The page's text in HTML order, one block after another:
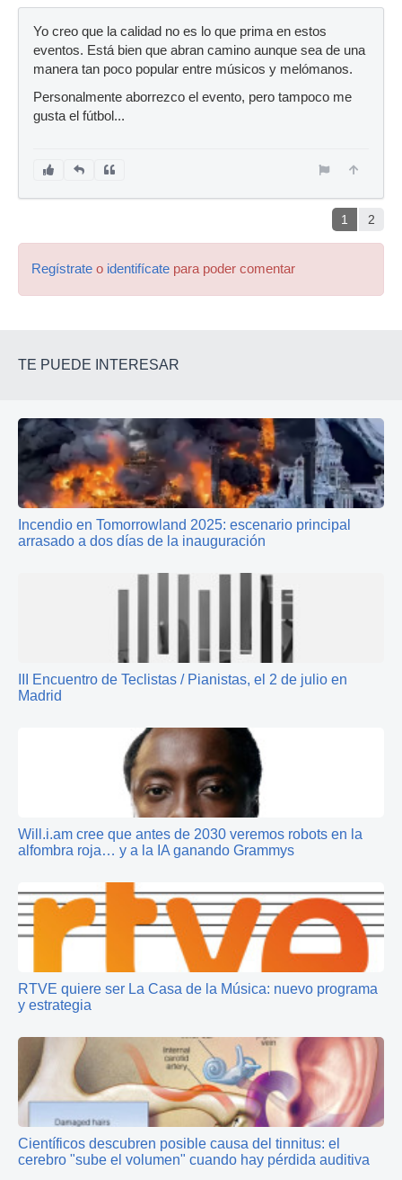
Yo creo que la calidad no es lo que prima en estos
eventos. Está bien que abran camino aunque sea de una
manera tan poco popular entre músicos y melómanos.
Personalmente aborrezco el evento, pero tampoco me
gusta el fútbol...
1 2
Regístrate o identifícate para poder comentar
TE PUEDE INTERESAR
Incendio en Tomorrowland 2025: escenario principal
arrasado a dos días de la inauguración
III Encuentro de Teclistas / Pianistas, el 2 de julio en
Madrid
Will.i.am cree que antes de 2030 veremos robots en la
alfombra roja… y a la IA ganando Grammys
RTVE quiere ser La Casa de la Música: nuevo programa
y estrategia
Científicos descubren posible causa del tinnitus: el
cerebro "sube el volumen" cuando hay pérdida auditiva